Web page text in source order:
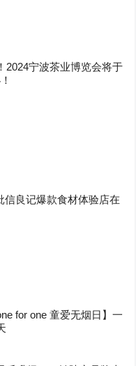
2024宁波茶业博览会将于
信良记爆款食材体验店在
for one 童爱无烟日】一